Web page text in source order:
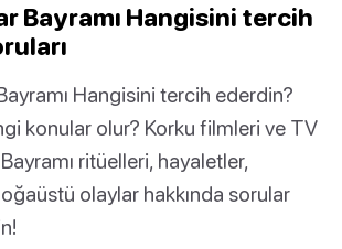
Bayramı Hangisini tercih
Hangisini tercih ederdin?
konular olur? Korku filmleri ve TV
ritüelleri, hayaletler,
olaylar hakkında sorular